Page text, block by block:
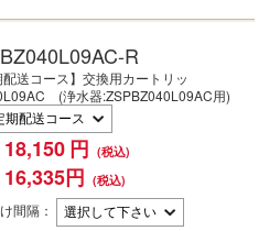
R
送コース】交換用カートリッ
(浄水器:ZSPBZ040L09AC用)
18,150円
16,335円
間隔：